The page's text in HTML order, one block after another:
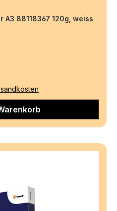
A3 88118367 120g, weiss